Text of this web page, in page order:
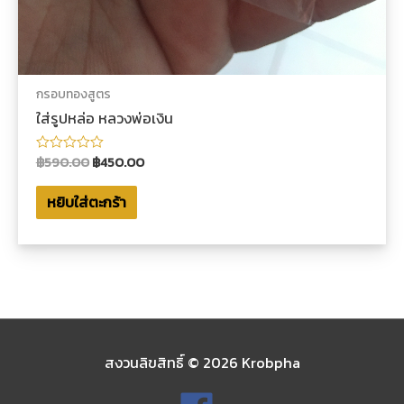
กรอบทองสูตร
ใส่รูปหล่อ หลวงพ่อเงิน
ให้
0
ตั้งแต่
฿590.00฿450.00
หยิบใส่ตะกร้า
สงวนลิขสิทธิ์ © 2026 Krobpha